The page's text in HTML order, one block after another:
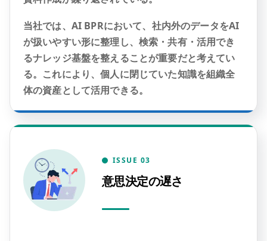
当社では、AI BPRにおいて、社内外のデータをAI
が扱いやすい形に整理し、検索・共有・活用でき
るナレッジ基盤を整えることが重要だと考えてい
る。これにより、個人に閉じていた知識を組織全
体の資産として活用できる。
ISSUE 03
意思決定の遅さ